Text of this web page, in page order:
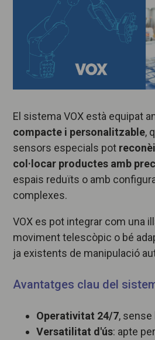
El sistema VOX està equipat
compacte i personalitzable,
sensors especials pot
col·locar productes amb
espais reduïts o amb
complexes.
VOX es pot integrar com una
moviment telescòpic o bé
ja existents de manipulació
Avantatges clau del
Operativitat 24/7,
Versatilitat d'ús: apte